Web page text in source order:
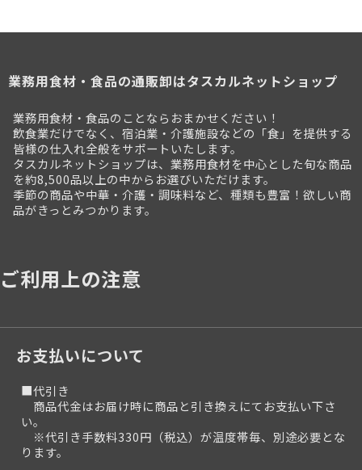
業務用食材・食品の通販卸はタスカルネットショップ
業務用食材・食品のことならおまかせください！
飲食業だけでなく、宿泊業・介護施設などの「食」を提供する
皆様の仕入れ全般をサポートいたします。
タスカルネットショップは、業務用食材を中心とした旬な商品
を約8,500品以上の中からお選びいただけます。
季節の商品や中華・介護・調味料など、種類も豊富！欲しい商
品がきっとみつかります。
ご利用上の注意
お支払いについて
■代引き
商品代金はお届け時に商品と引き換えにてお支払い下さ
い。
※代引き手数料330円（税込）が温度帯毎、別途必要とな
ります。